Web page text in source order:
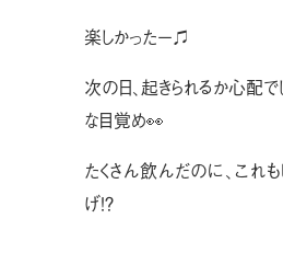
楽しかったー♫
次の日、起きられるか心配で
な目覚め👀
たくさん飲んだのに、これ
げ！？